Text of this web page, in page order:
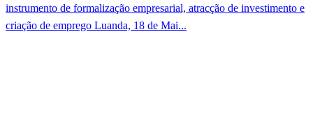
instrumento de formalização empresarial, atracção de investimento e
criação de emprego Luanda, 18 de Mai...